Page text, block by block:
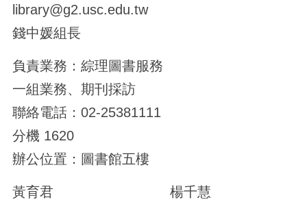
library@g2.usc.edu.tw
錢中媛組長
負責業務：綜理圖書服務
一組業務、期刊採訪
聯絡電話：02-25381111
分機 1620
辦公位置：圖書館五樓
黃育君 楊千慧